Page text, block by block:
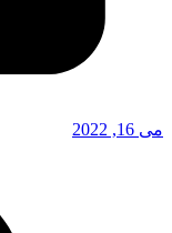
می 16, 2022